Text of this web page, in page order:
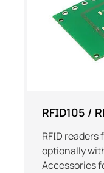
RFID105 /
RFID
optionally
Accessories